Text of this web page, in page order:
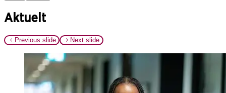
Aktuelt
Previous slide Next slide